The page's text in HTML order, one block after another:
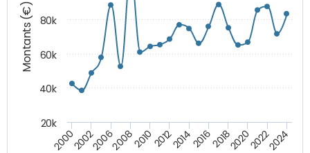
Montants (€)
200020022006200820102012201420162018202020222024
20k
40k
60k
80k